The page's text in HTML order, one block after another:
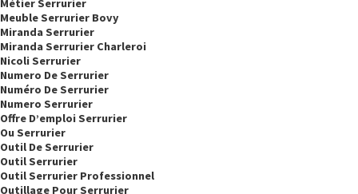
Métier Serrurier
Meuble Serrurier Bovy
Miranda Serrurier
Miranda Serrurier Charleroi
Nicoli Serrurier
Numero De Serrurier
Numéro De Serrurier
Numero Serrurier
Offre D’emploi Serrurier
Ou Serrurier
Outil De Serrurier
Outil Serrurier
Outil Serrurier Professionnel
Outillage Pour Serrurier